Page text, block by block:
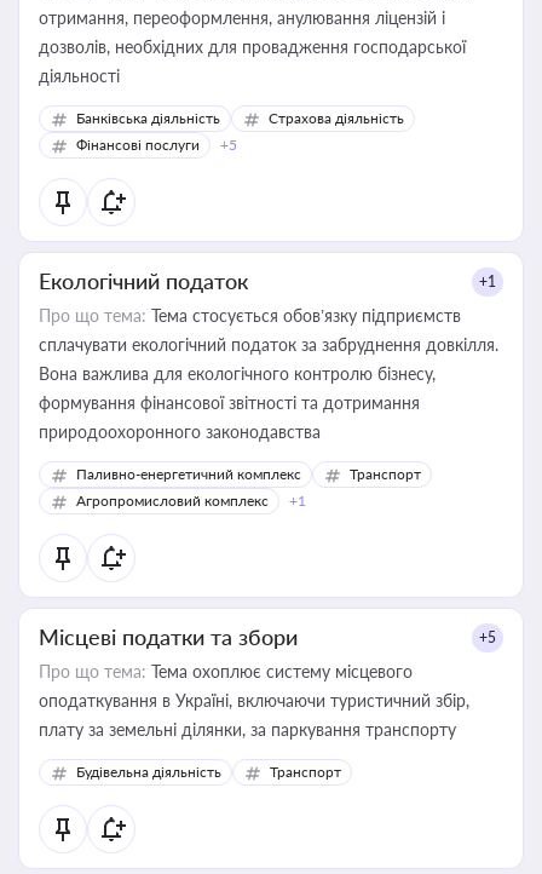
отримання, переоформлення, анулювання ліцензій і
дозволів, необхідних для провадження господарської
діяльності
Банківська діяльність
Страхова діяльність
Фінансові послуги
+5
Екологічний податок +1
Про що тема: Тема стосується обов’язку підприємств
сплачувати екологічний податок за забруднення довкілля.
Вона важлива для екологічного контролю бізнесу,
формування фінансової звітності та дотримання
природоохоронного законодавства
Паливно-енергетичний комплекс
Транспорт
Агропромисловий комплекс
+1
Місцеві податки та збори +5
Про що тема: Тема охоплює систему місцевого
оподаткування в Україні, включаючи туристичний збір,
плату за земельні ділянки, за паркування транспорту
Будівельна діяльність Транспорт